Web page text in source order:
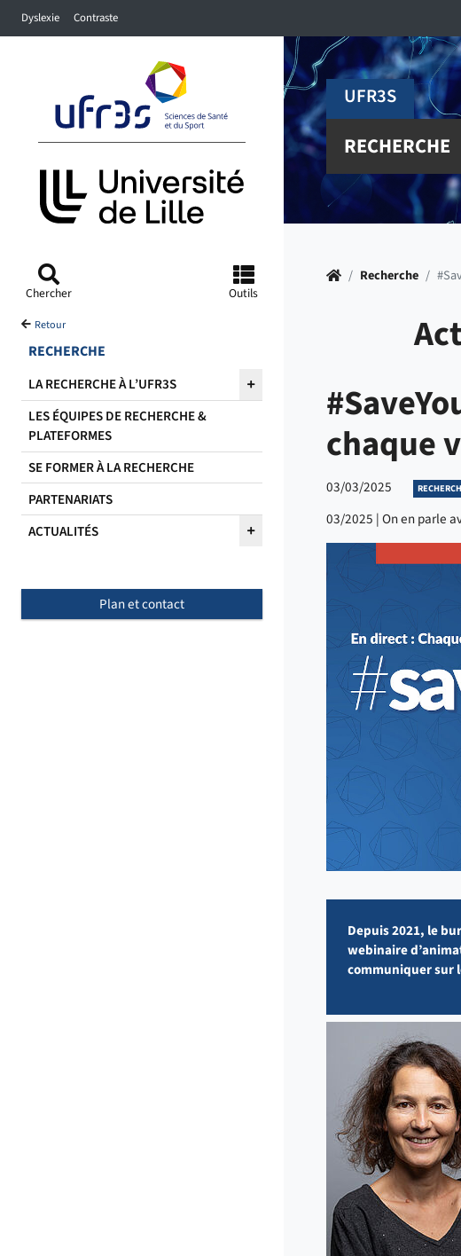
Accéder au menu principal
Accéder à la recherche
Accéder au pied de page
Dyslexie Contraste
Chercher Outils
Retour
RECHERCHE
LA RECHERCHE À L’UFR3S
LES ÉQUIPES DE RECHERCHE &
PLATEFORMES
SE FORMER À LA RECHERCHE
PARTENARIATS
ACTUALITÉS
Plan et contact
UFR3S
RECHERCHE
Accueil
/ Recherche /
chaque
03/03/2025
03/2025 | On en parle
Depuis 2021, le
webinaire
communiquer sur